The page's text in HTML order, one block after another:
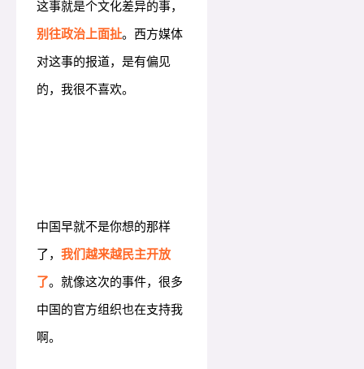
这事就是个文化差异的事，
别往政治上面扯。西方媒体
对这事的报道，是有偏见
的，我很不喜欢。
中国早就不是你想的那样
了， 我们越来越民主开放
了。就像这次的事件，很多
中国的官方组织也在支持我
啊。